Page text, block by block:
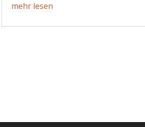
mehr lesen